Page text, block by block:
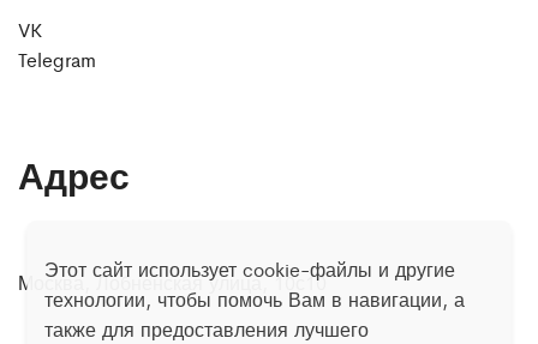
VK
Telegram
Адрес
Москва, Лобненская улица, 10с10
Этот сайт использует cookie-файлы и другие
технологии, чтобы помочь Вам в навигации, а
также для предоставления лучшего